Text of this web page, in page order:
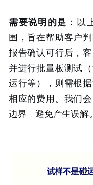
需要说明的是 ：以
围，旨在帮助客户
报告确认可行后，
并进行批量板测试
运行等），则需根
相应的费用。我们
边界，避免产生误解。